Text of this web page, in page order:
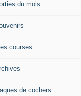
du mois
courses
de cochers